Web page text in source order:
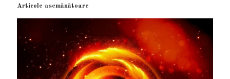
Articole asemănătoare